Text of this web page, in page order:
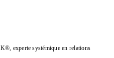
K®, experte systémique en relations